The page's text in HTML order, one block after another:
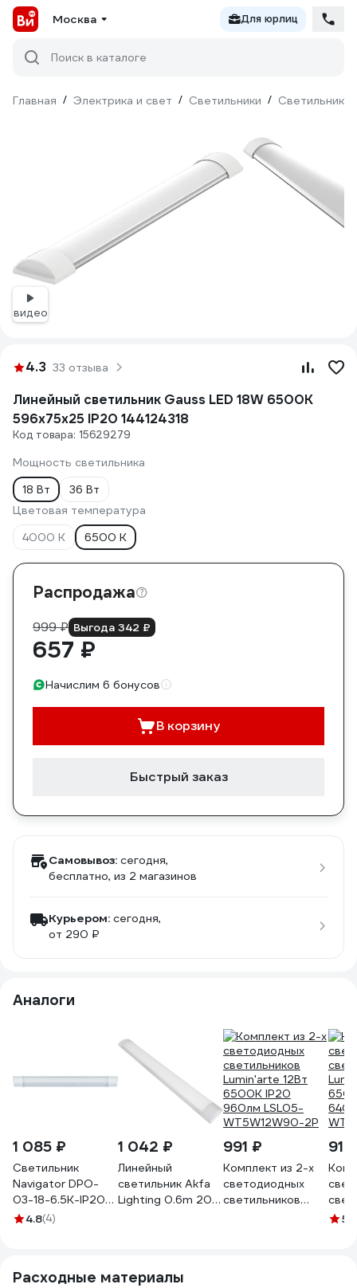
Москва Для юрлиц
Поиск в каталоге
Главная / Электрика и свет / Светильники / Светильники
видео
4.3 33 отзыва
Линейный светильник Gauss LED 18W 6500K
596х75х25 IP20 144124318
Код товара: 15629279
Мощность светильника
18 Вт
36 Вт
Цветовая температура
4000 К
6500 К
Распродажа
999 ₽ Выгода 342 ₽
657 ₽
Начислим 6 бонусов
В корзину
Быстрый заказ
Самовывоз: сегодня,
бесплатно, из 2 магазинов
Курьером: сегодня,
от 290 ₽
Аналоги
1 085 ₽
Светильник
Navigator DPO-
03-18-6.5K-IP20-
LED-R 14137
4.8(4)
1 042 ₽
Линейный
светильник Akfa
Lighting 0.6m 20w,
991 ₽
Комплект из 2-х
светодиодных
светильников
5
Расходные материалы